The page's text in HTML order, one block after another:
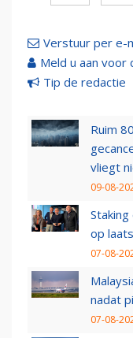
Verstuur per e-
Meld u aan voor
Tip de redactie
Ruim
vliegt
09-08-
op
07-08-
nadat
07-08-